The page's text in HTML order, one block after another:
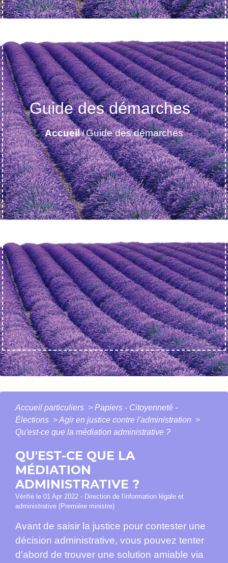
Guide des démarches
Accueil/Guide des démarches
Accueil particuliers > Papiers - Citoyenneté -
Élections >Agir en justice contre l'administration >
Qu'est-ce que la médiation administrative ?
QU'EST-CE QUE LA
MÉDIATION
ADMINISTRATIVE ?
Vérifié le 01 Apr 2022 - Direction de l'information légale et
administrative (Première ministre)
Avant de saisir la justice pour contester une
décision administrative, vous pouvez tenter
d'abord de trouver une solution amiable via